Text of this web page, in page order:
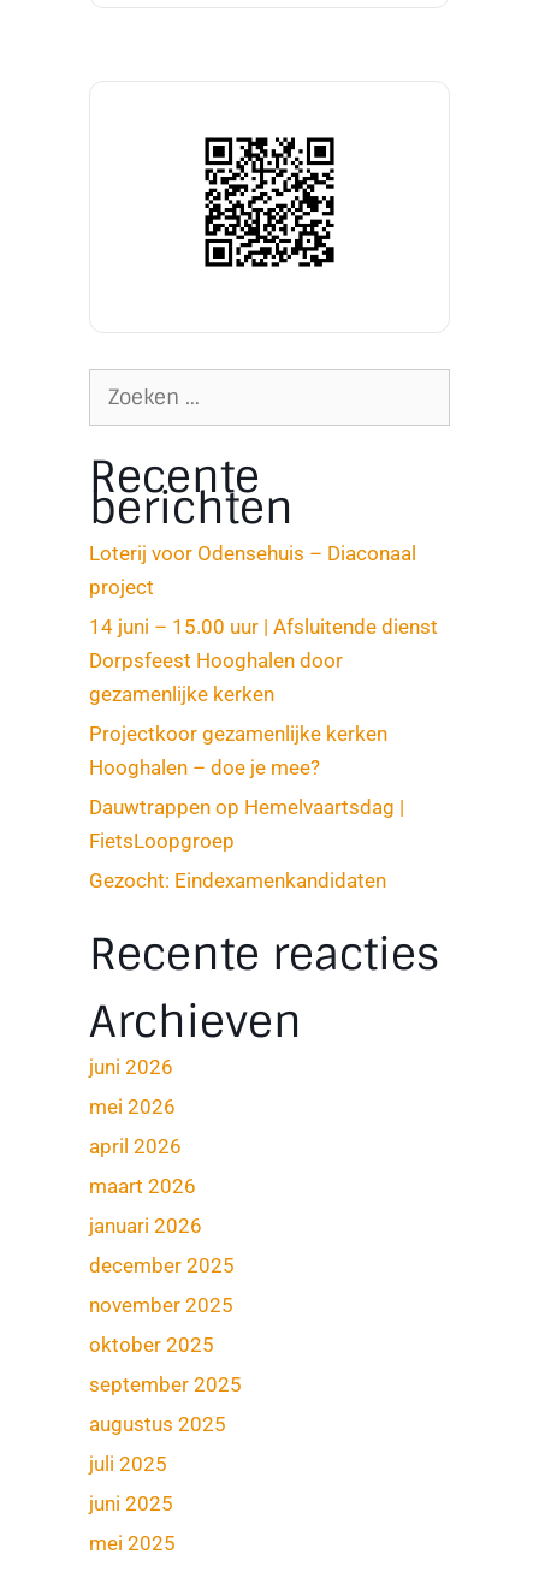
Recente
berichten
Loterij voor Odensehuis – Diaconaal
project
14 juni – 15.00 uur | Afsluitende dienst
Dorpsfeest Hooghalen door
gezamenlijke kerken
Projectkoor gezamenlijke kerken
Hooghalen – doe je mee?
Dauwtrappen op Hemelvaartsdag |
FietsLoopgroep
Gezocht: Eindexamenkandidaten
Recente reacties
Archieven
juni 2026
mei 2026
april 2026
maart 2026
januari 2026
december 2025
november 2025
oktober 2025
september 2025
augustus 2025
juli 2025
juni 2025
mei 2025